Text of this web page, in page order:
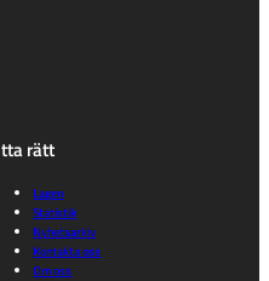
rätt
Lagen
Statistik
Nyhetsarkiv
Kontakta oss
Om oss